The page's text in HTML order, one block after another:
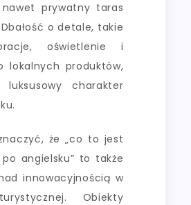
prywatny taras
o detale, takie
oświetlenie i
lokalnych produktów,
luksusowy charakter
że „co to jest
angielsku” to także
innowacyjnością w
Obiekty